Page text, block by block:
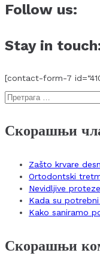
Follow us:
Stay in
[contact-form-7
Претрага
за:
Скорашњи
Zašto krvare
Ortodontski
Nevidljive
Kada su
Kako saniramo
Скорашњи